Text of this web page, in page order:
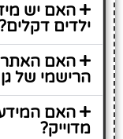
האם יש
ילדים דקלים?
האם האתר
הרישמי של
האם המידע
מדוייק?